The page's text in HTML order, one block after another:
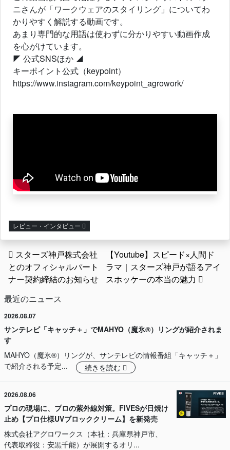
ニさんが「ワークウェアのスタイリング」についてわ
かりやすく解説する動画です。
あまり専門的な用語は使わずに分かりやすい動画作成
を心がけています。
◤ 公式SNSほか ◢
キーポイント公式（keypoint）
https://www.instagram.com/keypoint_agrowork/
レビュー・インタビュー
投稿ナビゲーション
スターズ神戸株式会社
とのオフィシャルパート
ナー契約締結のお知らせ
【Youtube】スピード×人間ド
ラマ｜スターズ神戸が語るアイ
スホッケーの本当の魅力
最近のニュース
2026.08.07
サンテレビ「キャッチ＋」でMAHYO（魔氷®）リングが紹介されま
す
MAHYO（魔氷®）リングが、サンテレビの情報番組「キャッチ＋」
で紹介される予定...
続きを読む
2026.08.06
プロの現場に、プロの紫外線対策。FIVESが日焼け
止め【プロ仕様UVブロッククリーム】を新発売
株式会社アグロワークス（本社：兵庫県神戸市、
代表取締役：安黒千能）が展開するオリ...